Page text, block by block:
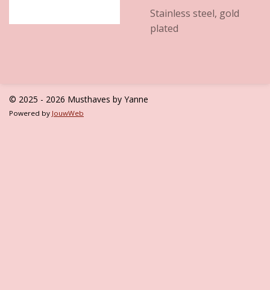
Stainless steel, gold
plated
© 2025 - 2026 Musthaves by Yanne
Powered by JouwWeb